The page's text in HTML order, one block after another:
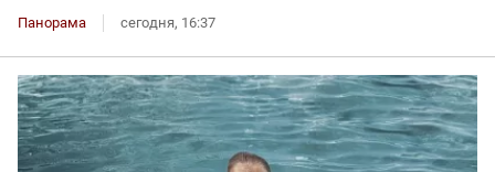
Панорама сегодня, 16:37